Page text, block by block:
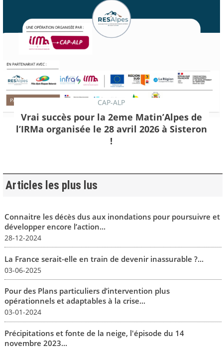
CAP-ALP
Vrai succès pour la 2eme Matin’Alpes de
l’IRMa organisée le 28 avril 2026 à Sisteron
!
Articles les plus lus
Connaitre les décès dus aux inondations pour poursuivre et
développer encore l’action...
28-12-2024
La France serait-elle en train de devenir inassurable ?...
03-06-2025
Pour des Plans particuliers d’intervention plus
opérationnels et adaptables à la crise...
03-01-2024
Précipitations et fonte de la neige, l'épisode du 14
novembre 2023...